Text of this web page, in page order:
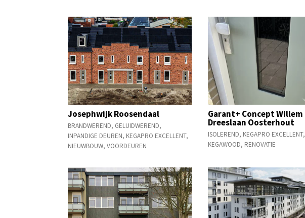
Josephwijk Roosendaal
BRANDWEREND, GELUIDWEREND,
INPANDIGE DEUREN, KEGAPRO EXCELLENT,
NIEUWBOUW,VOORDEUREN
Garant+ Concept Willem
Dreeslaan Oosterhout
ISOLEREND, KEGAPRO EXCELLENT,
KEGAWOOD, RENOVATIE